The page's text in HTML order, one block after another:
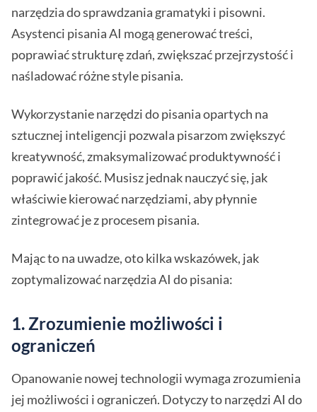
narzędzia do sprawdzania gramatyki i pisowni.
Asystenci pisania AI mogą generować treści,
poprawiać strukturę zdań, zwiększać przejrzystość i
naśladować różne style pisania.
Wykorzystanie narzędzi do pisania opartych na
sztucznej inteligencji pozwala pisarzom zwiększyć
kreatywność, zmaksymalizować produktywność i
poprawić jakość. Musisz jednak nauczyć się, jak
właściwie kierować narzędziami, aby płynnie
zintegrować je z procesem pisania.
Mając to na uwadze, oto kilka wskazówek, jak
zoptymalizować narzędzia AI do pisania:
1.Zrozumienie możliwości i
ograniczeń
Opanowanie nowej technologii wymaga zrozumienia
jej możliwości i ograniczeń. Dotyczy to narzędzi AI do